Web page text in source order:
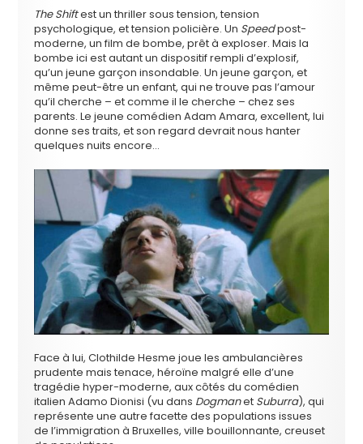
The Shiftest un thriller sous tension, tension
psychologique, et tension policière. Un Speedpost-
moderne, un film de bombe, prêt à exploser. Mais la
bombe ici est autant un dispositif rempli d’explosif,
qu’un jeune garçon insondable. Un jeune garçon, et
même peut-être un enfant, qui ne trouve pas l’amour
qu’il cherche – et comme il le cherche – chez ses
parents. Le jeune comédien Adam Amara, excellent, lui
donne ses traits, et son regard devrait nous hanter
quelques nuits encore…
Face à lui, Clothilde Hesme joue les ambulancières
prudente mais tenace, héroïne malgré elle d’une
tragédie hyper-moderne, aux côtés du comédien
italien Adamo Dionisi (vu dans Dogmanet Suburra), qui
représente une autre facette des populations issues
de l’immigration à Bruxelles, ville bouillonnante, creuset